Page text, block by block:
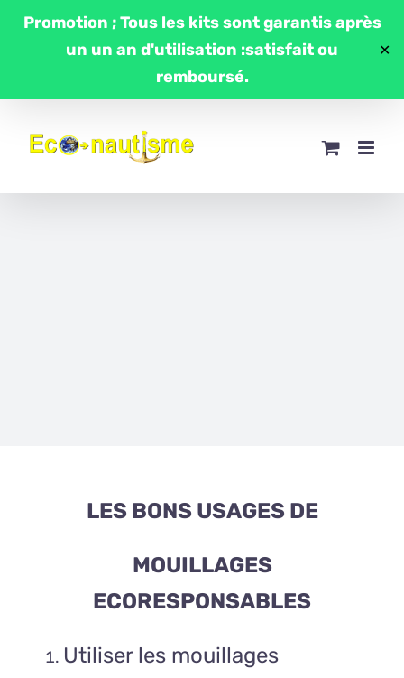
PasserPromotion ; Tous les kits sont garantis après
un un an d'utilisation :satisfait ou
remboursé.
✕
LES BONS USAGES DE
MOUILLAGES
ECORESPONSABLES
Utiliser les mouillages